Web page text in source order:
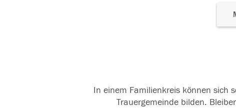
In einem Familienkreis können sich
Trauergemeinde bilden.